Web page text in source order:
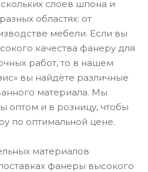
слоев шпона и
областях: от
мебели. Если вы
качества фанеру для
работ, то в нашем
вы найдёте различные
материала. Мы
оптом и в розницу, чтобы
по оптимальной цене.
материалов
фанеры высокого